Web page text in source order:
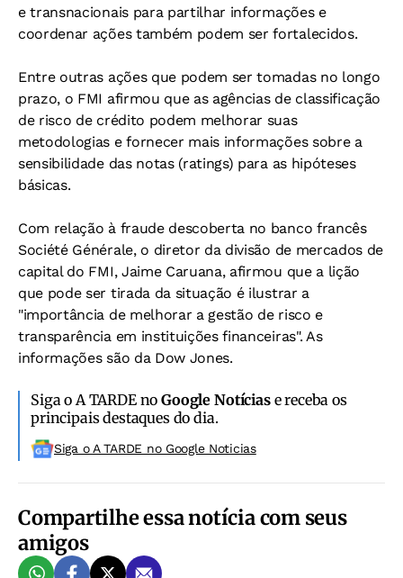
e transnacionais para partilhar informações e
coordenar ações também podem ser fortalecidos.
Entre outras ações que podem ser tomadas no longo
prazo, o FMI afirmou que as agências de classificação
de risco de crédito podem melhorar suas
metodologias e fornecer mais informações sobre a
sensibilidade das notas (ratings) para as hipóteses
básicas.
Com relação à fraude descoberta no banco francês
Société Générale, o diretor da divisão de mercados de
capital do FMI, Jaime Caruana, afirmou que a lição
que pode ser tirada da situação é ilustrar a
"importância de melhorar a gestão de risco e
transparência em instituições financeiras". As
informações são da Dow Jones.
Siga o A TARDE noGoogle Notíciase receba os
principais destaques do dia.
Siga o A TARDE no Google Noticias
Compartilhe essa notícia com seus
amigos